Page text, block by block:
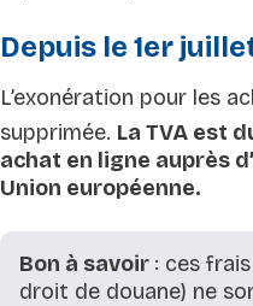
Depuis le 1er
L’exonération pour les
supprimée. La TVA est
achat en ligne auprès
Union européenne.
Bon à savoir : ces
droit de douane) ne